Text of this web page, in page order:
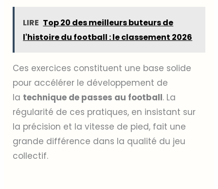
LIRE Top 20 des meilleurs buteurs de
l'histoire du football : le classement 2026
Ces exercices constituent une base solide
pour accélérer le développement de
la technique de passes au football. La
régularité de ces pratiques, en insistant sur
la précision et la vitesse de pied, fait une
grande différence dans la qualité du jeu
collectif.